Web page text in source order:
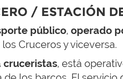
/ ESTACIÓN
público, operado
Cruceros y viceversa.
cruceristas, está